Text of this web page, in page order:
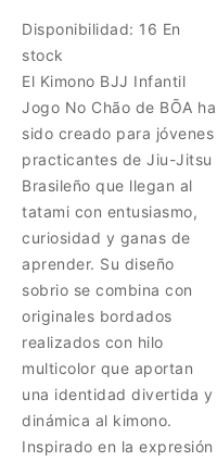
Disponibilidad: 16 En
stock
El Kimono BJJ Infantil
Jogo No Chão de BŌA ha
sido creado para jóvenes
practicantes de Jiu-Jitsu
Brasileño que llegan al
tatami con entusiasmo,
curiosidad y ganas de
aprender. Su diseño
sobrio se combina con
originales bordados
realizados con hilo
multicolor que aportan
una identidad divertida y
dinámica al kimono.
Inspirado en la expresión